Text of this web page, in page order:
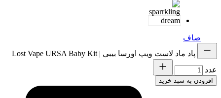
صاف
پاد ماد لاست ویپ اورسا بیبی | Lost Vape URSA Baby Kit
عدد
افزودن به سبد خرید